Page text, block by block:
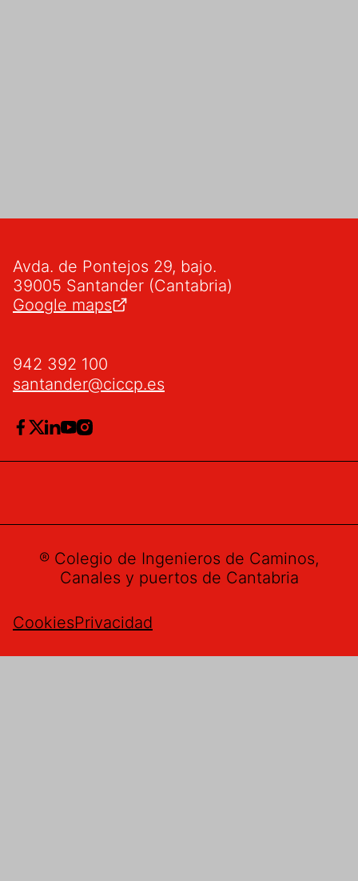
Avda. de Pontejos 29, bajo.
39005 Santander (Cantabria)
Google maps
942 392 100
santander@ciccp.es
® Colegio de Ingenieros de Caminos,
Canales y puertos de Cantabria
CookiesPrivacidad